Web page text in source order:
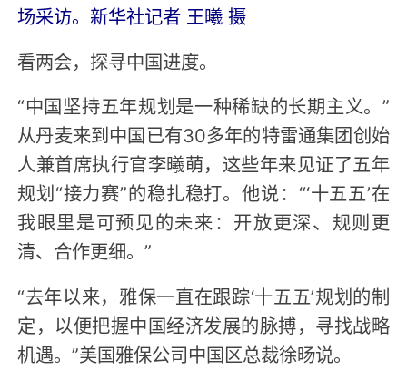
场采访。新华社记者 王曦 摄
看两会，探寻中国进度。
“中国坚持五年规划是一种稀缺的长期主义。”
从丹麦来到中国已有30多年的特雷通集团创始
人兼首席执行官李曦萌，这些年来见证了五年
规划“接力赛”的稳扎稳打。他说：“‘十五五’在
我眼里是可预见的未来：开放更深、规则更
清、合作更细。”
“去年以来，雅保一直在跟踪‘十五五’规划的制
定，以便把握中国经济发展的脉搏，寻找战略
机遇。”美国雅保公司中国区总裁徐旸说。